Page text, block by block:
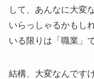
して、あんなに大変
いらっしゃるかもし
いる限りは「職業」
結構、大変なんです